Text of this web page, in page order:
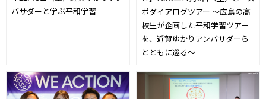
バサダーと学ぶ平和学習
ポダイアログツアー ～広島の高
校生が企画した平和学習ツアー
を、近賀ゆかりアンバサダーら
とともに巡る～